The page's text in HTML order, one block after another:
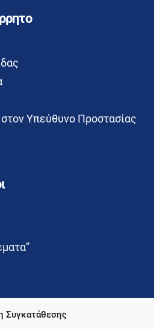
Συγκατάθεσης
Υπεύθυνο Προστασίας